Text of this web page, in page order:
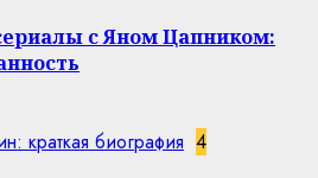
с Яном Цапником:
краткая биография 4